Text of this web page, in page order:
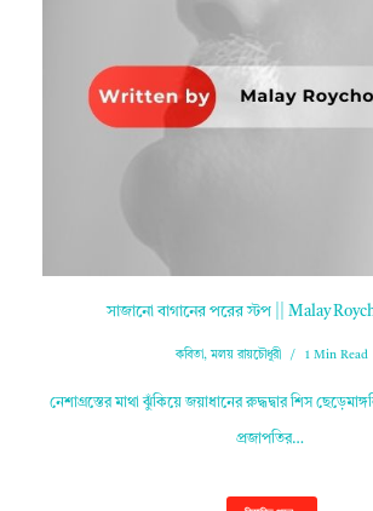
সাজানো বাগানের পরের স্টপ || Malay
কবিতা,মলয় রায়চৌধুরী 1 Min Read
নেশাগ্রস্তের মাথা ঝুঁকিয়ে জয়াধানের রুদ্ধদ্বার শিস
প্রজাপতির…